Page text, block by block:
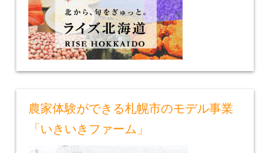
農家体験ができる札幌市のモデル事業
「いきいきファーム」